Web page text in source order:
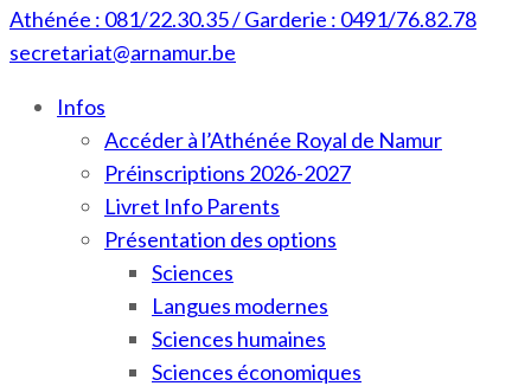
Athénée : 081/22.30.35 / Garderie : 0491/76.82.78
secretariat@arnamur.be
Infos
Accéder à l’Athénée Royal de Namur
Préinscriptions 2026-2027
Livret Info Parents
Présentation des options
Sciences
Langues modernes
Sciences humaines
Sciences économiques